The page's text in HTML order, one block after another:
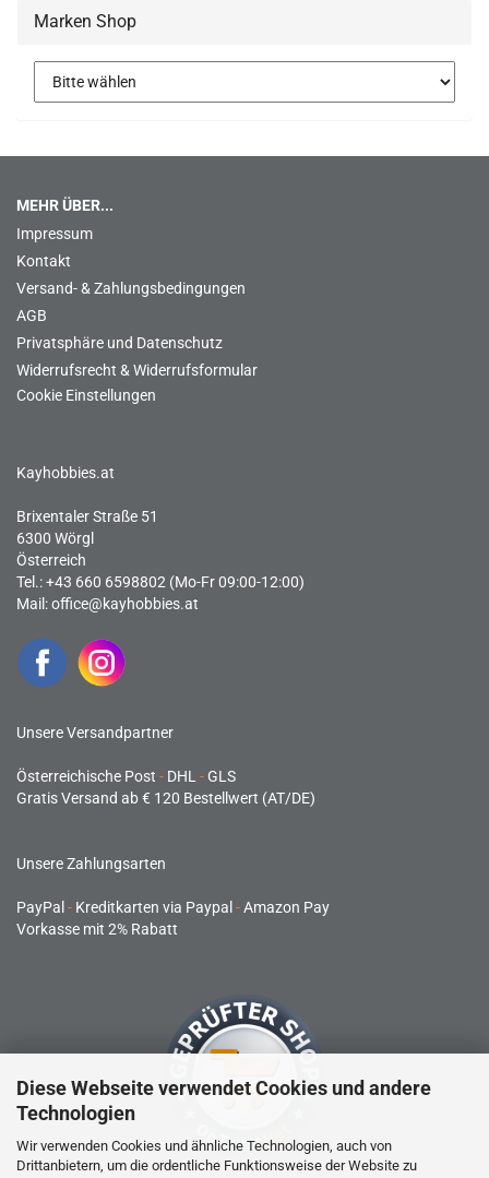
Diese Webseite verwendet Cookies und andere
Technologien
Wir verwenden Cookies und ähnliche Technologien, auch von
Drittanbietern, um die ordentliche Funktionsweise der Website zu
Marken Shop
MEHR ÜBER...
Impressum
Kontakt
Versand- & Zahlungsbedingungen
AGB
Privatsphäre und Datenschutz
Widerrufsrecht & Widerrufsformular
Cookie Einstellungen
Kayhobbies.at
Brixentaler Straße 51
6300 Wörgl
Österreich
Tel.: +43 660 6598802 (Mo-Fr 09:00-12:00)
Mail:office@kayhobbies.at
Unsere Versandpartner
Österreichische Post - DHL -GLS
Gratis Versand ab € 120 Bestellwert (AT/DE)
Unsere Zahlungsarten
PayPal - Kreditkarten via Paypal -Amazon Pay
Vorkasse mit 2% Rabatt